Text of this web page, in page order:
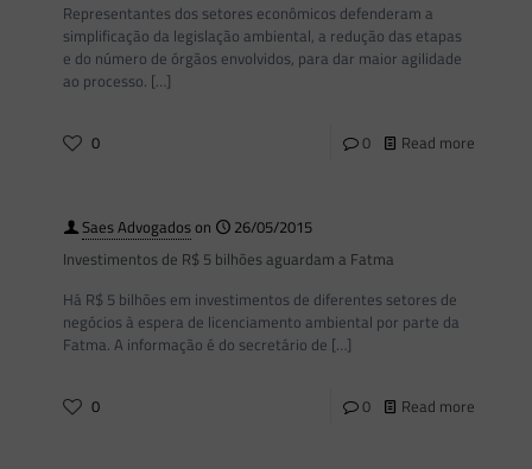
Representantes dos setores econômicos defenderam a
simplificação da legislação ambiental, a redução das etapas
e do número de órgãos envolvidos, para dar maior agilidade
ao processo. […]
0 0 Read more
Saes Advogadoson
26/05/2015
Investimentos de R$ 5 bilhões aguardam a Fatma
Há R$ 5 bilhões em investimentos de diferentes setores de
negócios à espera de licenciamento ambiental por parte da
Fatma. A informação é do secretário de […]
0 0 Read more